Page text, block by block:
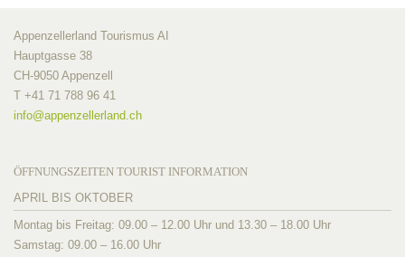
Appenzellerland Tourismus AI
Hauptgasse 38
CH-9050 Appenzell
T +41 71 788 96 41
info@appenzellerland.ch
ÖFFNUNGSZEITEN TOURIST INFORMATION
APRIL BIS OKTOBER
Montag bis Freitag: 09.00 – 12.00 Uhr und 13.30 – 18.00 Uhr
Samstag: 09.00 – 16.00 Uhr